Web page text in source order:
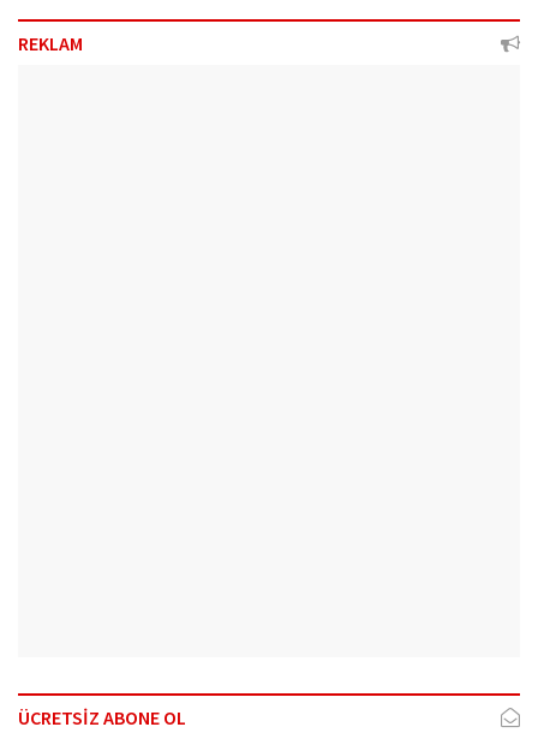
REKLAM
ÜCRETSİZ ABONE OL